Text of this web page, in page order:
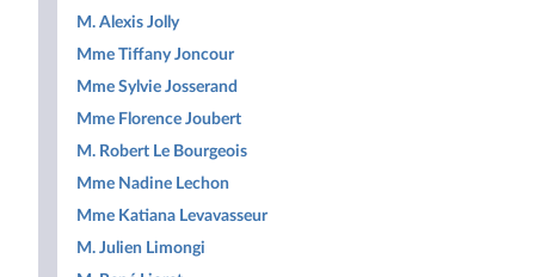
M. Alexis Jolly
Mme Tiffany Joncour
Mme Sylvie Josserand
Mme Florence Joubert
M. Robert Le Bourgeois
Mme Nadine Lechon
Mme Katiana Levavasseur
M. Julien Limongi